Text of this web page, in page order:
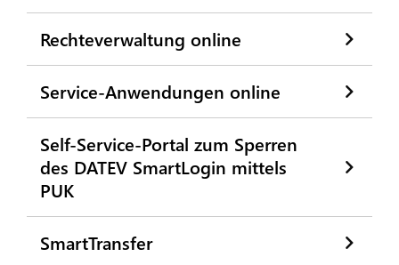
Rechteverwaltung online
Service-Anwendungen online
Self-Service-Portal zum Sperren
des DATEV SmartLogin mittels
PUK
SmartTransfer